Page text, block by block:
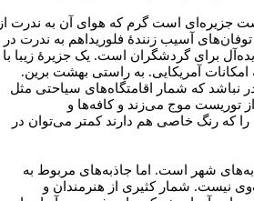
جزیره‌ای است گرم که هوای آن به ندرت از
آسیب زنندۀ فلوریداهم به ندرت در
برای گردشگران است. یک جزیرۀ زیبا با
آمریکایی. به راستی بهشت برین.
نباشد که شمار اقامتگاه‌های سیاحتی مثل
از توریست موج می‌زند و کافه‌ها و
که رنگ خاصی هم دارند کمتر می‌توان در
شهر است. اما جاذبه‌های مربوط به
نیست. شمار کثیری از هنرمندان و